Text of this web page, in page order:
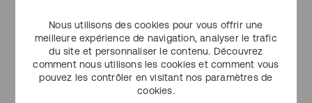
Nous utilisons des cookies pour vous offrir une
meilleure expérience de navigation, analyser le trafic
du site et personnaliser le contenu. Découvrez
comment nous utilisons les cookies et comment vous
pouvez les contrôler en visitant nos paramètres de
cookies.